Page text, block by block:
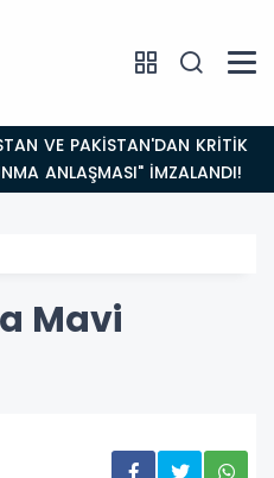
ANLAŞMASI" İMZALANDI!
Mavi